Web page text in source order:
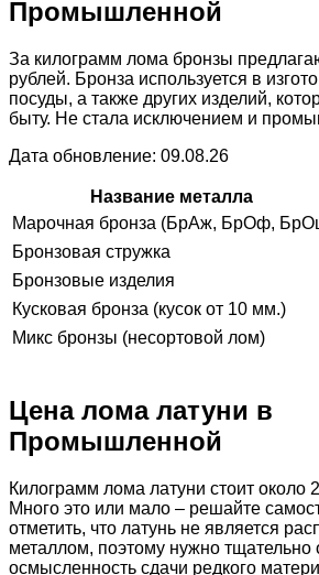
Промышленной
За килограмм лома бронзы
рублей. Бронза используется в
посуды, а также других изделий,
быту. Не стала исключением и
Дата обновление: 09.08.26
Название металла
Марочная бронза (БрАж, БрОф,
Бронзовая стружка
Бронзовые изделия
Кусковая бронза (кусок от 10 мм.)
Микс бронзы (несортовой лом)
Цена лома латуни в
Промышленной
Килограмм лома латуни стоит около
Много это или мало – решайте
отметить, что латунь не является
металлом, поэтому нужно тщательно
осмысленность сдачи редкого